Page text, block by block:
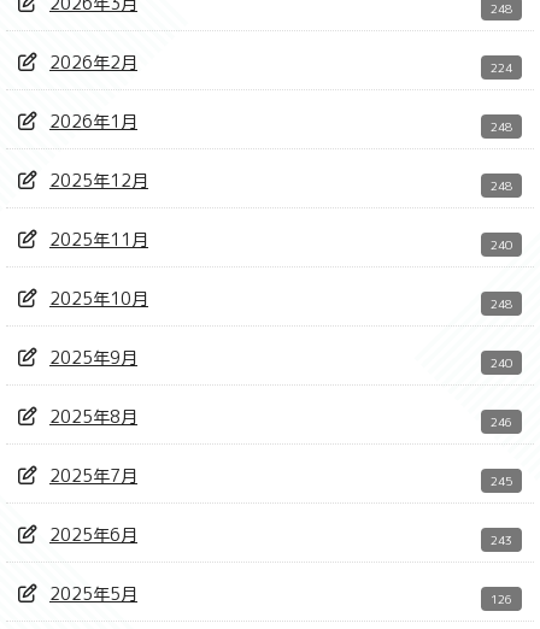
248
2026年2月 224
2026年1月 248
2025年12月 248
2025年11月 240
2025年10月 248
2025年9月 240
2025年8月 246
2025年7月 245
2025年6月 243
2025年5月 126